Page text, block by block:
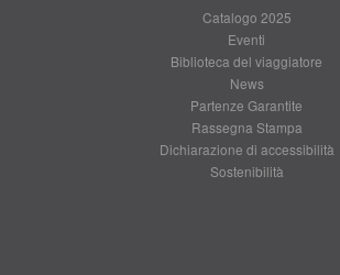
Catalogo 2025
Eventi
Biblioteca del viaggiatore
News
Partenze Garantite
Rassegna Stampa
Dichiarazione di accessibilità
Sostenibilità